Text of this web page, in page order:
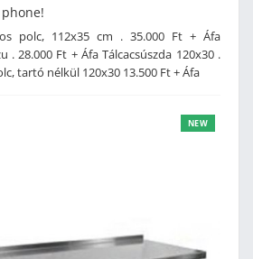
Áfa Tálcacsúszda 120x30 .
tartó nélkül 120x30 13.500 Ft + Áfa
NEW